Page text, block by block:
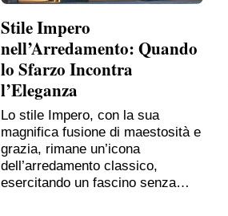
Stile Impero
nell’Arredamento: Quando
lo Sfarzo Incontra
l’Eleganza
Lo stile Impero, con la sua
magnifica fusione di maestosità e
grazia, rimane un’icona
dell’arredamento classico,
esercitando un fascino senza…